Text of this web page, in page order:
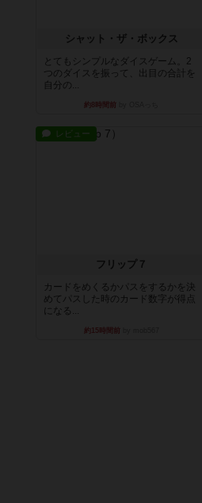
シャット・ザ・ボックス
とてもシンプルなダイスゲーム。2
つのダイスを振って、出目の合計を
自分の...
約8時間前
レビュー
フリップ７
カードをめくるかパスをするかを決
めてパスした時のカード数字が得点
になる...
約15時間前